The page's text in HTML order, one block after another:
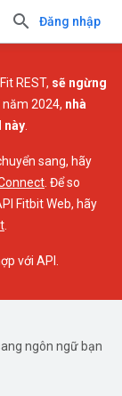
Đăng nhập
REST, sẽ ngừng
năm 2024, nhà
này
sang, hãy
. Để so
Fitbit Web, hãy
với API.
ngôn ngữ bạn